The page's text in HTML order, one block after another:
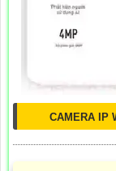
CAMERA IP